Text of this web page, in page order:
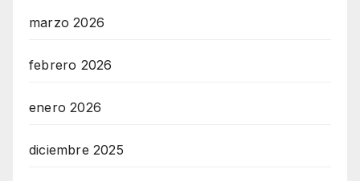
marzo 2026
febrero 2026
enero 2026
diciembre 2025